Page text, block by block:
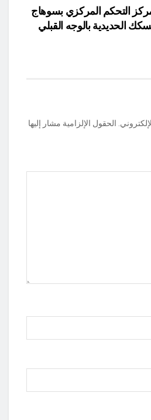
التحكم المركزي بسوهاج
الحديدية بالوجه القبلي
الحقول الإلزامية مشار إليها